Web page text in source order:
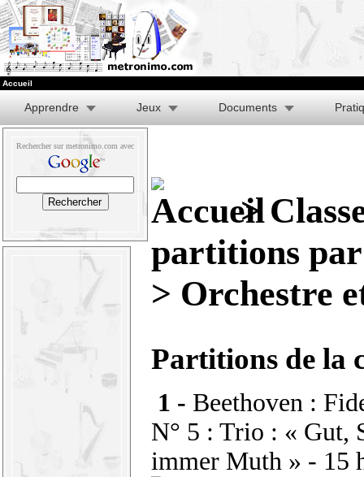
Accueil
Apprendre Jeux Documents
Rechercher sur metronimo.com avec
>
partitions
> Orchestre
Partitions de la
1 - Beethoven :
N° 5 : Trio : « Gut,
immer Muth » - 15